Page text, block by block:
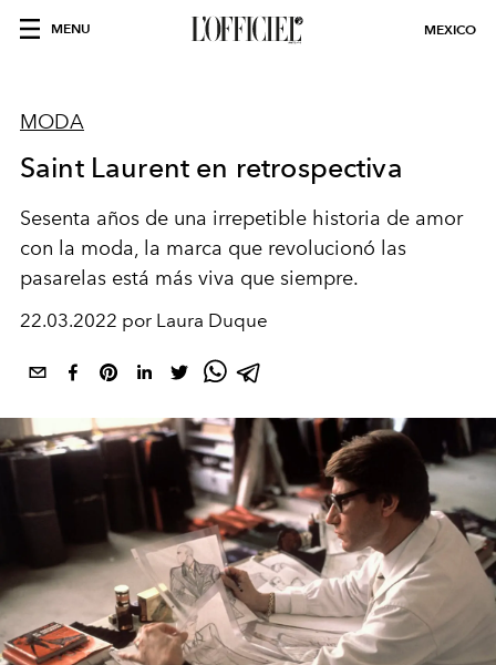
MENU MEXICO
MODA
Saint Laurent en retrospectiva
Sesenta años de una irrepetible historia de amor
con la moda, la marca que revolucionó las
pasarelas está más viva que siempre.
22.03.2022 por Laura Duque